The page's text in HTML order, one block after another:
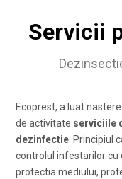
Servicii
Ecoprest, a luat
de activitate serviciile
dezinfectie .
controlul infestarilor cu
protectia mediului,